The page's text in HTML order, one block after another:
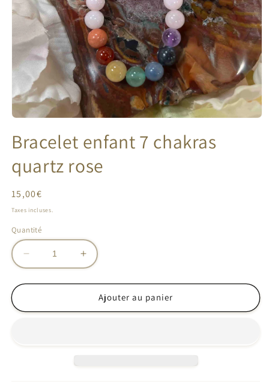
média
1
une
fenêtre
Bracelet enfant 7 chakras
quartz rose
Prix
habituel
15,00€
Taxes incluses.
Quantité
Réduire
la
quantité
Bracelet
Augmenter
la
quantité
Bracelet
Ajouter au panier